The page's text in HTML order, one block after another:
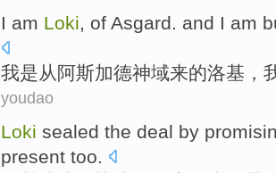
I am Loki, of Asgard. and I am
我是从 阿斯加德神域来的洛基 ，
youdao
Loki sealed the deal by
present too.